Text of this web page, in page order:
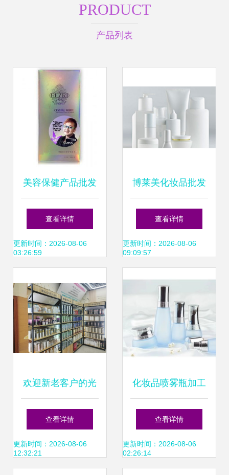
PRODUCT
产品列表
美容保健产品批发
打造您的美丽事业
蓝图
查看详情
更新时间：2026-08-06
03:26:59
博莱美化妆品批发
市场前景与选购指
南
查看详情
更新时间：2026-08-06
09:09:57
欢迎新老客户的光
临 #台州宏业院线
精品化妆品公司国
查看详情
更新时间：2026-08-06
12:32:21
化妆品喷雾瓶加工
与化妆品及卫生用
品批发的协同发展
查看详情
更新时间：2026-08-06
02:26:14